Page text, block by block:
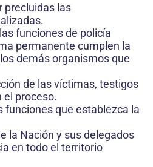
precluidas las
funciones de policía
permanente cumplen la
demás organismos que
de las víctimas, testigos
el proceso.
funciones que establezca la
la Nación y sus delegados
en todo el territorio